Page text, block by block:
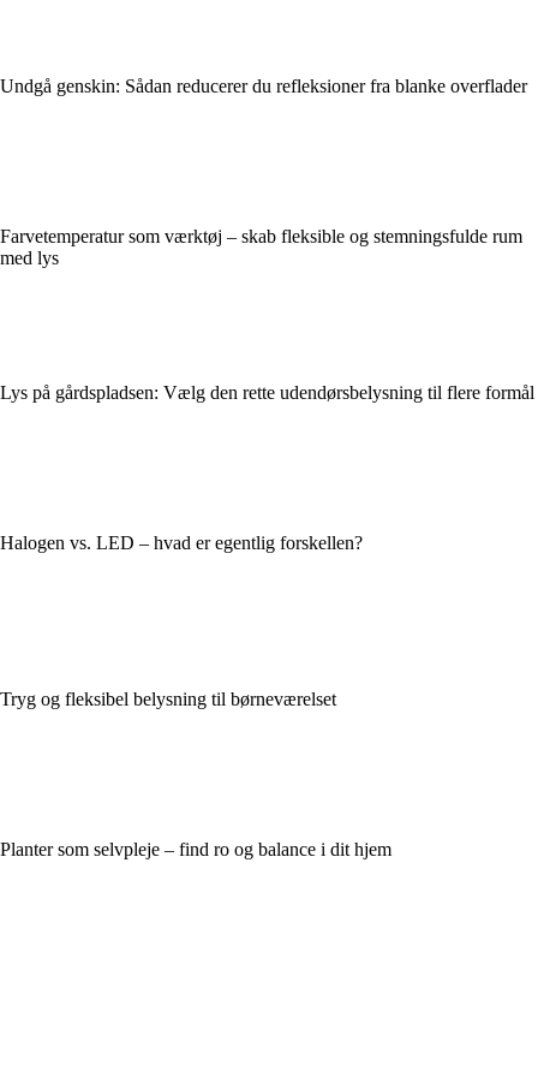
Undgå genskin: Sådan reducerer du refleksioner fra blanke overflader
Farvetemperatur som værktøj – skab fleksible og stemningsfulde rum
med lys
Lys på gårdspladsen: Vælg den rette udendørsbelysning til flere formål
Halogen vs. LED – hvad er egentlig forskellen?
Tryg og fleksibel belysning til børneværelset
Planter som selvpleje – find ro og balance i dit hjem